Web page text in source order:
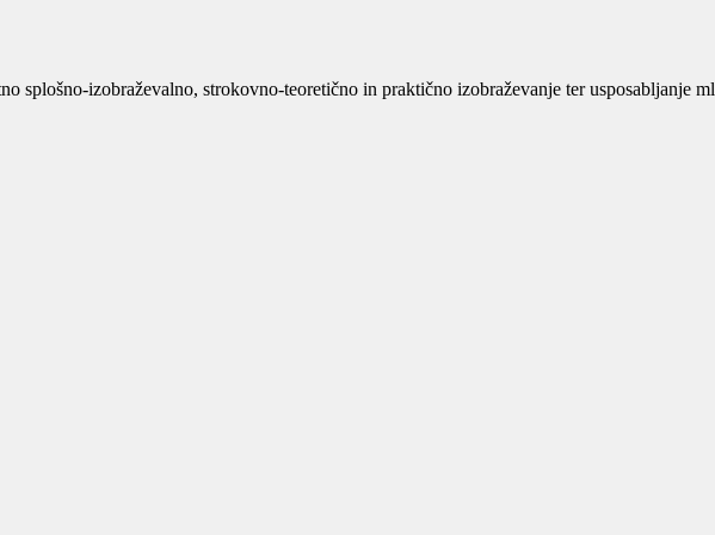
splošno-izobraževalno, strokovno-teoretično in praktično izobraževanje ter usposabljanje